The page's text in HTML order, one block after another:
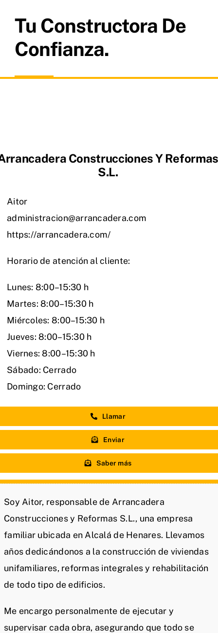
Tu Constructora De
Confianza.
Soy Aitor, responsable de Arrancadera
Construcciones y Reformas S.L., una empresa
familiar ubicada en Alcalá de Henares. Llevamos
años dedicándonos a la construcción de viviendas
unifamiliares, reformas integrales y rehabilitación
de todo tipo de edificios.
Me encargo personalmente de ejecutar y
supervisar cada obra, asegurando que todo se
Construcciones Y Reformas
S.L.
Aitor
administracion@arrancadera.com
https://arrancadera.com/
Horario de atención al cliente:
Lunes: 8:00–15:30 h
Martes: 8:00–15:30 h
Miércoles: 8:00–15:30 h
Jueves: 8:00–15:30 h
Viernes: 8:00–15:30 h
Sábado: Cerrado
Domingo: Cerrado
Llamar
Enviar
Saber más